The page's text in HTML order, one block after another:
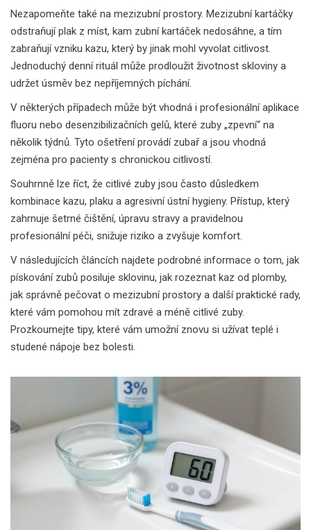
Nezapomeňte také na mezizubní prostory. Mezizubní kartáčky
odstraňují plak z míst, kam zubní kartáček nedosáhne, a tím
zabraňují vzniku kazu, který by jinak mohl vyvolat citlivost.
Jednoduchý denní rituál může prodloužit životnost skloviny a
udržet úsměv bez nepříjemných píchání.
V některých případech může být vhodná i profesionální aplikace
fluoru nebo desenzibilizačních gelů, které zuby „zpevní“ na
několik týdnů. Tyto ošetření provádí zubař a jsou vhodná
zejména pro pacienty s chronickou citlivostí.
Souhrnně lze říct, že citlivé zuby jsou často důsledkem
kombinace kazu, plaku a agresivní ústní hygieny. Přístup, který
zahrnuje šetrné čištění, úpravu stravy a pravidelnou
profesionální péči, snižuje riziko a zvyšuje komfort.
V následujících článcích najdete podrobné informace o tom, jak
pískování zubů posiluje sklovinu, jak rozeznat kaz od plomby,
jak správně pečovat o mezizubní prostory a další praktické rady,
které vám pomohou mít zdravé a méně citlivé zuby.
Prozkoumejte tipy, které vám umožní znovu si užívat teplé i
studené nápoje bez bolesti.